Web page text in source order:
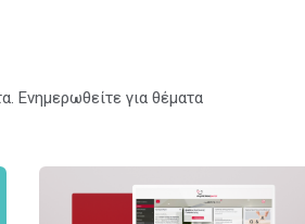
Ενημερωθείτε για θέματα